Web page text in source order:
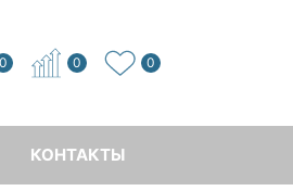
0 0 0
КОНТАКТЫ